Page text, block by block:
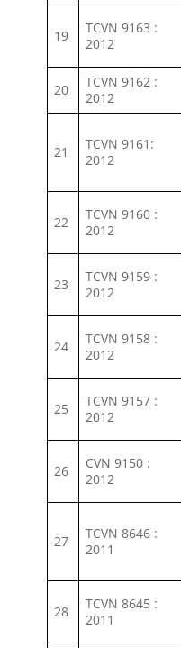
19
TCVN 9163 :
2012
20
TCVN 9162 :
2012
21
TCVN 9161:
2012
22
TCVN 9160 :
2012
23
TCVN 9159 :
2012
24
TCVN 9158 :
2012
25
TCVN 9157 :
2012
26
CVN 9150 :
2012
27
TCVN 8646 :
2011
28
TCVN 8645 :
2011